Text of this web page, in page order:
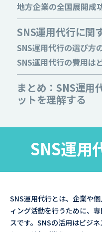
地方企業の全国展開成
SNS運用代行に関
SNS運用代行の選び方
SNS運用代行の費用は
まとめ：SNS運用
ットを理解する
SNS運用
SNS運用代行とは、企業や
ィング活動を行うために、
スです。SNSの活用はビジ